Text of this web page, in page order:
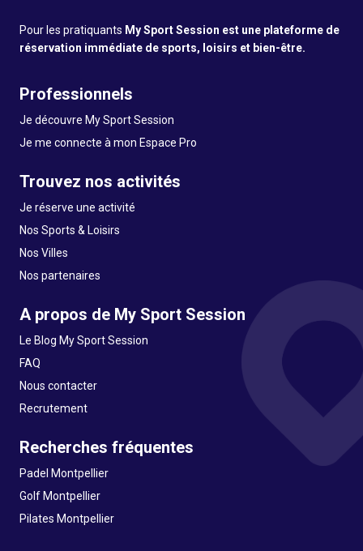
Pour les pratiquants My Sport Session est une plateforme de
réservation immédiate de sports, loisirs et bien-être.
Professionnels
Je découvre My Sport Session
Je me connecte à mon Espace Pro
Trouvez nos activités
Je réserve une activité
Nos Sports & Loisirs
Nos Villes
Nos partenaires
A propos de My Sport Session
Le Blog My Sport Session
FAQ
Nous contacter
Recrutement
Recherches fréquentes
Padel Montpellier
Golf Montpellier
Pilates Montpellier